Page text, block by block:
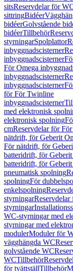
sitsReservdelar för
sittringBidéer
bidéerGolvstående
bidéerTillbehör
styrningarSpolplattor
inbyggnadscisterner
inbyggnadscisterner
För Omega
inbyggnadscisterner
inbyggnadscisterner
för För Twinline
inbyggnadscisterner
med elektronisk
elektronisk spolning
cmReservdelar för
nätdrift, för Geberit
För nätdrift, för
batteridrift, för
batteridrift, för
pneumatisk spolning
spolningFör
enkelspolning
styrningar
styrningar
WC-styrningar med
styrningar med
modulerModuler för
vägghängda WC
golvstående WC
WCTillbehör
för tvättställTillbehör